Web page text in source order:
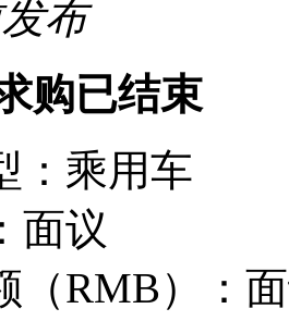
布
购已结束
乘用车
面议
（RMB）：